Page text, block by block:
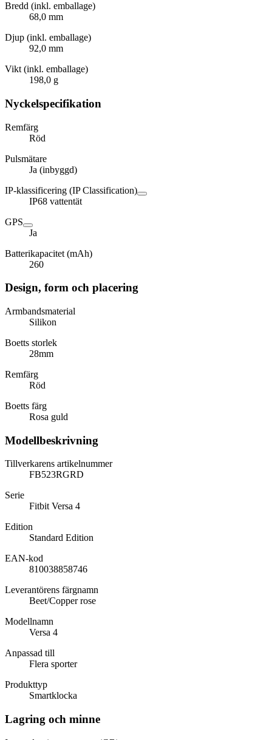
Bredd (inkl. emballage)
68,0 mm
Djup (inkl. emballage)
92,0 mm
Vikt (inkl. emballage)
198,0 g
Nyckelspecifikation
Remfärg
Röd
Pulsmätare
Ja (inbyggd)
IP-klassificering (IP Classification)
IP68 vattentät
GPS
Ja
Batterikapacitet (mAh)
260
Design, form och placering
Armbandsmaterial
Silikon
Boetts storlek
28mm
Remfärg
Röd
Boetts färg
Rosa guld
Modellbeskrivning
Tillverkarens artikelnummer
FB523RGRD
Serie
Fitbit Versa 4
Edition
Standard Edition
EAN-kod
810038858746
Leverantörens färgnamn
Beet/Copper rose
Modellnamn
Versa 4
Anpassad till
Flera sporter
Produkttyp
Smartklocka
Lagring och minne